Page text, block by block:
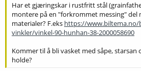
Har et gjæringskar i rustfritt stål
montere på en "forkrommet messing" del
materialer? F.eks https://www.biltema.no/
vinkler/vinkel-90-hunhan-38-2000058690
Kommer til å bli vasket med såpe, starsan
holde?